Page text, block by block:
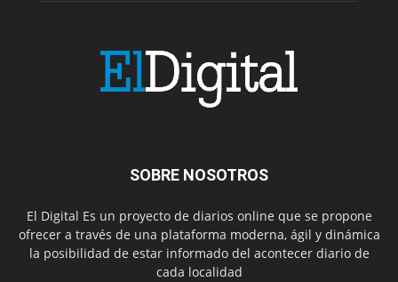
SOBRE NOSOTROS
El Digital Es un proyecto de diarios online que se propone
ofrecer a través de una plataforma moderna, ágil y dinámica
la posibilidad de estar informado del acontecer diario de
cada localidad